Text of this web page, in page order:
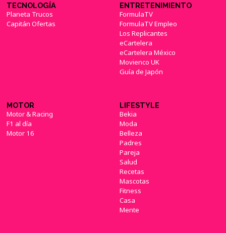
'The Punisher' contará con un segunda
temporada en Netflix
(13/12/2017)
TECNOLOGÍA
Planeta Trucos
Capitán Ofertas
ENTRETENIMIENTO
FormulaTV
FormulaTV Empleo
Los Replicantes
eCartelera
eCartelera México
Movienco UK
Guía de Japón
MOTOR
Motor & Racing
F1 al día
Motor 16
LIFESTYLE
Bekia
Moda
Belleza
Padres
Pareja
Salud
Recetas
Mascotas
Fitness
Casa
Mente